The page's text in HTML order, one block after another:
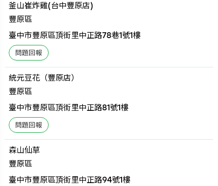
釜山崔炸雞(台中豐原店)
豐原區
臺中市豐原區頂街里中正路78巷1號1樓
統元豆花（豐原店）
豐原區
臺中市豐原區頂街里中正路81號1樓
森山仙草
豐原區
臺中市豐原區頂街里中正路94號1樓